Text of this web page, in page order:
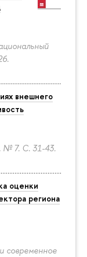
внешнего
№ 7. С. 31-43.
оценки
региона
современное